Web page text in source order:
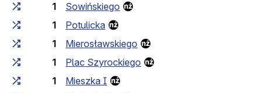
1
Sowińskiego
1
Potulicka
1
Mierosławskiego
1
Plac Szyrockiego
1
Mieszka I